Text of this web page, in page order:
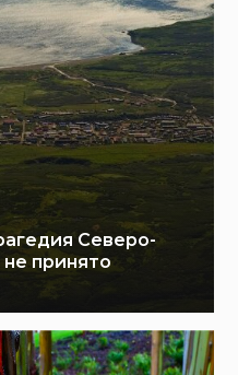
Северо-
принято